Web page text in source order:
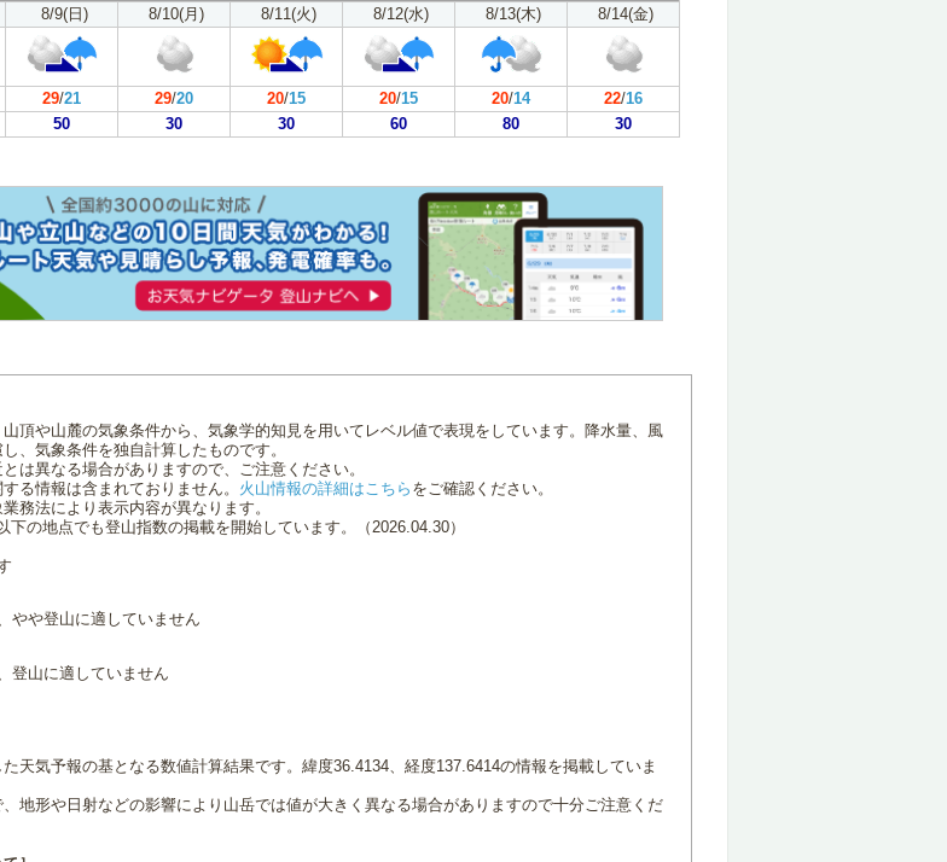
8/9(日) 8/10(月) 8/11(火) 8/12(水) 8/13(木) 8/14(金)
29/21 29/20 20/15 20/15 20/14 22/16
50 30 30 60 80 30
頂や山麓の気象条件から、気象学的知見を用いてレベル値で表現をしています。降水量、風
、気象条件を独自計算したものです。
は異なる場合がありますので、ご注意ください。
る情報は含まれておりません。 火山情報の詳細はこちら をご確認ください。
務法により表示内容が異なります。
の地点でも登山指数の掲載を開始しています。（2026.04.30）
やや登山に適していません
登山に適していません
天気予報の基となる数値計算結果です。緯度36.4134、経度137.6414の情報を掲載していま
地形や日射などの影響により山岳では値が大きく異なる場合がありますので十分ご注意くだ